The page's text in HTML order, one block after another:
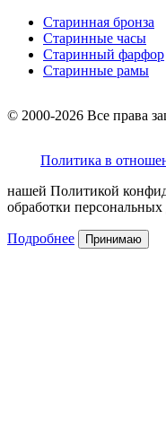
Старинная бронза
Старинные часы
Старинный фарфор
Старинные рамы
© 2000-2026 Все права
Политика в
нашей Политикой
обработки
Подробнее Принимаю